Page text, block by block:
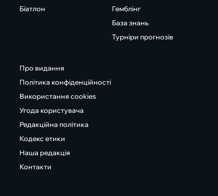
Біатлон
Гемблінг
База знань
Турніри прогнозів
Про видання
Політика конфіденційності
Використання cookies
Угода користувача
Редакційна політика
Кодекс етики
Наша редакція
Контакти